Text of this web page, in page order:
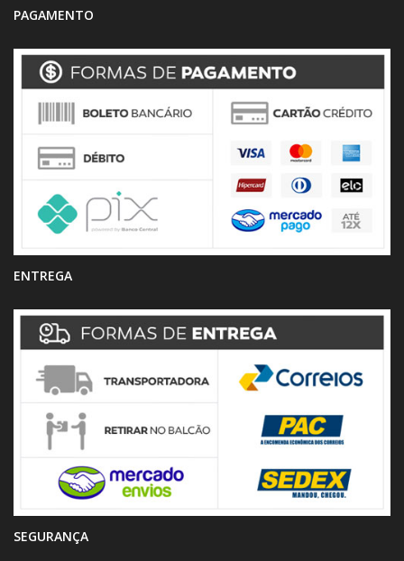
PAGAMENTO
ENTREGA
SEGURANÇA